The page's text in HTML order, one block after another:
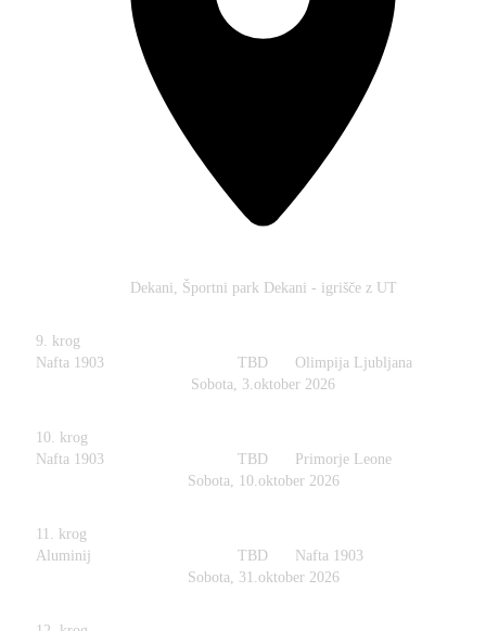
Dekani, Športni park Dekani - igrišče z UT
9. krog
Nafta 1903
TBD
Olimpija Ljubljana
Sobota, 3.oktober 2026
10. krog
Nafta 1903
TBD
Primorje Leone
Sobota, 10.oktober 2026
11. krog
Aluminij
TBD
Nafta 1903
Sobota, 31.oktober 2026